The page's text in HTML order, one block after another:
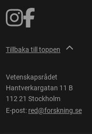
Tillbaka till toppen
Vetenskapsrådet
Hantverkargatan 11 B
112 21 Stockholm
E-post: red@forskning.se